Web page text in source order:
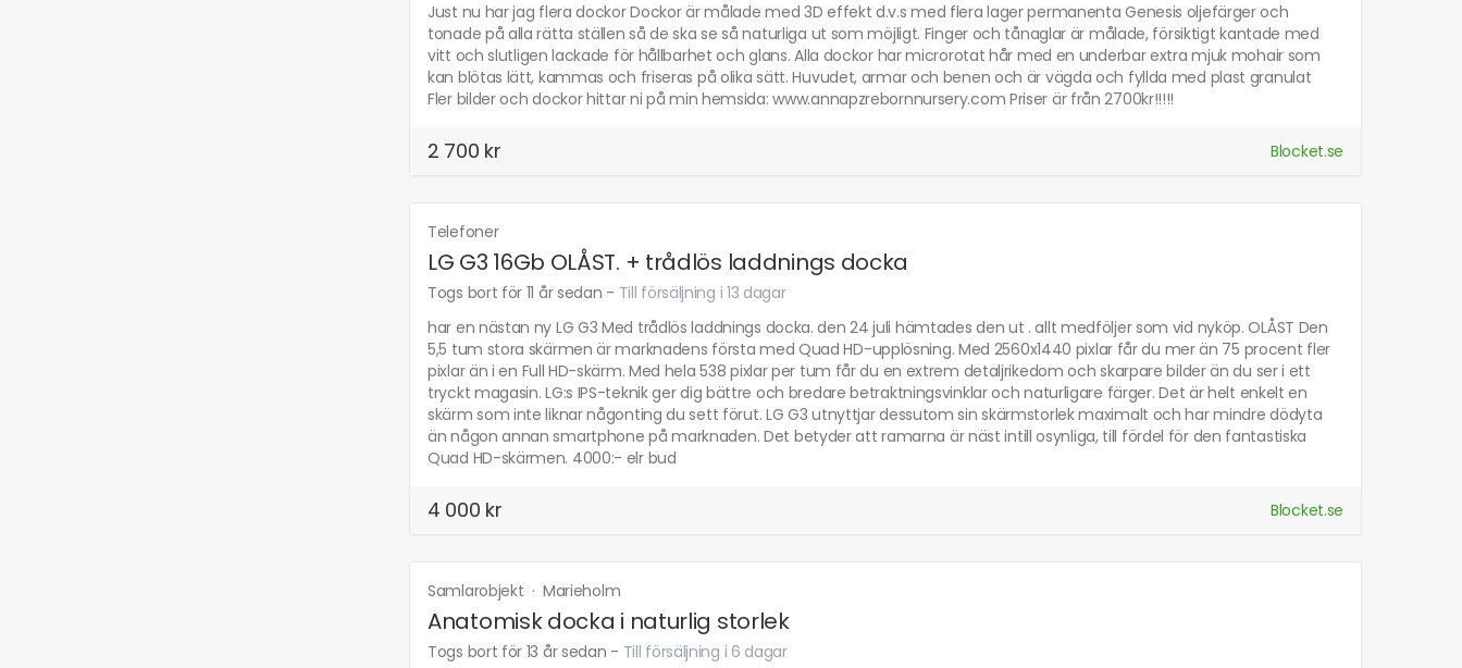
Just nu har jag flera dockor Dockor är målade med 3D effekt d.v.s med flera lager permanenta Genesis oljefärger och
tonade på alla rätta ställen så de ska se så naturliga ut som möjligt. Finger och tånaglar är målade, försiktigt kantade med
vitt och slutligen lackade för hållbarhet och glans. Alla dockor har microrotat hår med en underbar extra mjuk mohair som
kan blötas lätt, kammas och friseras på olika sätt. Huvudet, armar och benen och är vägda och fyllda med plast granulat
Fler bilder och dockor hittar ni på min hemsida: www.annapzrebornnursery.com Priser är från 2700kr!!!!!
2 700 kr Blocket.se
Telefoner
LG G3 16Gb OLÅST. + trådlös laddnings docka
Togs bort för 11 år sedan - Till försäljning i 13 dagar
har en nästan ny LG G3 Med trådlös laddnings docka. den 24 juli hämtades den ut . allt medföljer som vid nyköp. OLÅST Den
5,5 tum stora skärmen är marknadens första med Quad HD-upplösning. Med 2560x1440 pixlar får du mer än 75 procent fler
pixlar än i en Full HD-skärm. Med hela 538 pixlar per tum får du en extrem detaljrikedom och skarpare bilder än du ser i ett
tryckt magasin. LG:s IPS-teknik ger dig bättre och bredare betraktningsvinklar och naturligare färger. Det är helt enkelt en
skärm som inte liknar någonting du sett förut. LG G3 utnyttjar dessutom sin skärmstorlek maximalt och har mindre dödyta
än någon annan smartphone på marknaden. Det betyder att ramarna är näst intill osynliga, till fördel för den fantastiska
Quad HD-skärmen. 4000:- elr bud
4 000 kr Blocket.se
Samlarobjekt · Marieholm
Anatomisk docka i naturlig storlek
Togs bort för 13 år sedan - Till försäljning i 6 dagar